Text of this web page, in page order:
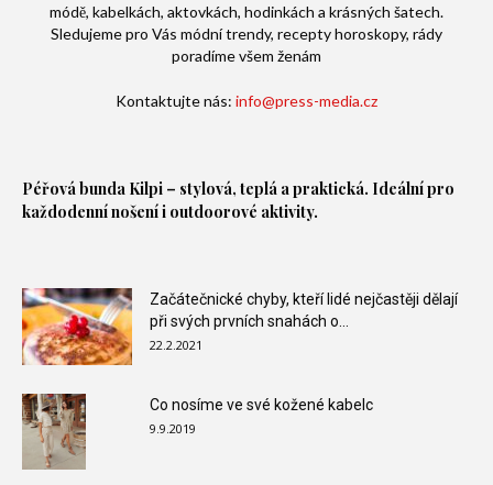
módě, kabelkách, aktovkách, hodinkách a krásných šatech.
Sledujeme pro Vás módní trendy, recepty horoskopy, rády
poradíme všem ženám
Kontaktujte nás: info@press-media.cz
Péřová bunda Kilpi – stylová, teplá a praktická. Ideální pro
každodenní nošení i outdoorové aktivity.
Začátečnické chyby, kteří lidé nejčastěji dělají
při svých prvních snahách o...
22.2.2021
Co nosíme ve své kožené kabelc
9.9.2019